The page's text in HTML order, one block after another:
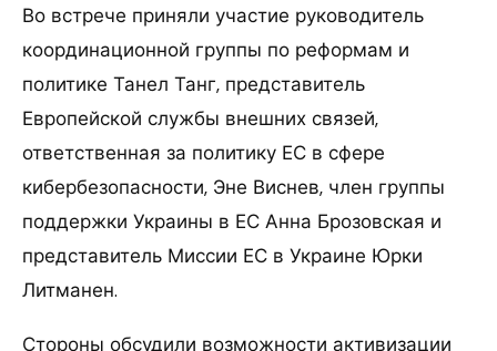
Во встрече приняли участие руководитель
координационной группы по реформам и
политике Танел Танг, представитель
Европейской службы внешних связей,
ответственная за политику ЕС в сфере
кибербезопасности, Эне Виснев, член группы
поддержки Украины в ЕС Анна Брозовская и
представитель Миссии ЕС в Украине Юрки
Литманен.
Стороны обсудили возможности активизации